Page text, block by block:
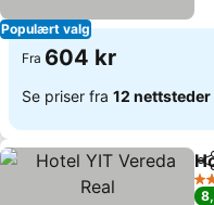
Populært valg
Fra 604 kr
Se priser fra 12 nettsteder
4